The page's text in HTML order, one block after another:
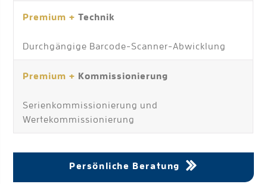
Premium +Technik
Durchgängige Barcode-Scanner-Abwicklung
Premium + Kommissionierung
Serienkommissionierung und
Wertekommissionierung
Persönliche Beratung